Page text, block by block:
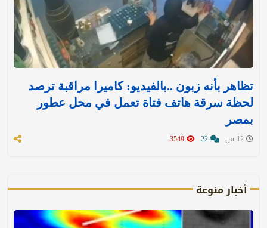
تظاهر بأنه زبون ..بالفيديو: كاميرا مراقبة ترصد
لحظة سرقة هاتف فتاة تعمل في محل عطور
بمصر
أخبار منوعة